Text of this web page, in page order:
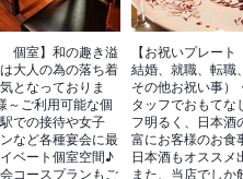
　個室】和の趣き溢
大人の為の落ち着
となっておりま
～ご利用可能な個
での接待や女子
など各種宴会に最
ベート個室空間♪
コースプランもご
【お祝いプレー
結婚、就職、転職
その他お祝い事）
タッフでおもてな
フ明るく、日本酒
富にお客様のお食
日本酒もオススメ
また、当店でしか